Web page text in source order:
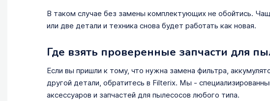
В таком случае без замены комплектующих не обойтись.
или две детали и техника снова будет работать как новая.
Где взять проверенные запчасти для
Если вы пришли к тому, что нужна замена фильтра,
другой детали, обратитесь в Filterix. Мы -
аксессуаров и запчастей для пылесосов любого типа.